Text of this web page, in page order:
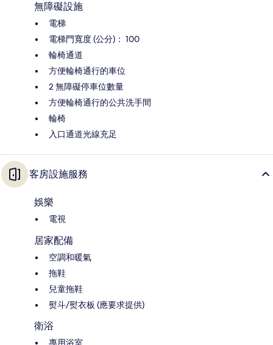
無障礙設施
電梯
電梯門寬度 (公分)： 100
輪椅通道
方便輪椅通行的車位
2 無障礙停車位數量
方便輪椅通行的公共洗手間
輪椅
入口通道光線充足
客房設施服務
娛樂
電視
居家配備
空調和暖氣
拖鞋
兒童拖鞋
熨斗/熨衣板 (應要求提供)
衛浴
專用浴室